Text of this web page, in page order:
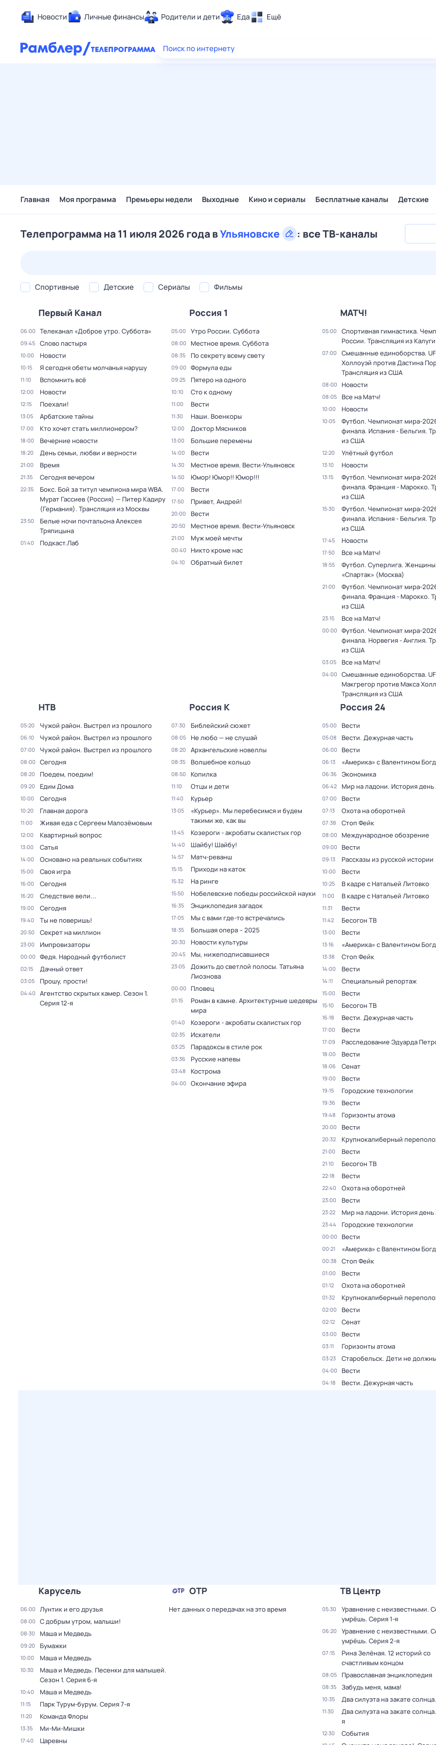
Новости Личные финансы Родители и дети Еда Ещё
Здоровье
Поиск по интернету
Главная Моя программа Премьеры недели Выходные Кино и сериалы Бесплатные каналы Детские
Телепрограмма на 11 июля 2026 года вУльяновске : все ТВ-каналы
Спортивные Детские Сериалы Фильмы
Первый Канал
06:00 Телеканал «Доброе утро. Суббота»
09:45 Слово пастыря
10:00 Новости
10:15 Я сегодня обеты молчанья нарушу
11:10 Вспомнить всё
12:00 Новости
12:15 Поехали!
13:05 Арбатские тайны
17:00 Кто хочет стать миллионером?
18:00 Вечерние новости
18:20 День семьи, любви и верности
21:00 Время
21:35 Сегодня вечером
22:35
Бокс. Бой за титул чемпиона мира WBA.
Мурат Гассиев (Россия) — Питер Кадиру
(Германия). Трансляция из Москвы
23:50
Белые ночи почтальона Алексея
Тряпицына
01:40 Подкаст.Лаб
Россия 1
05:00 Утро России. Суббота
08:00 Местное время. Суббота
08:35 По секрету всему свету
09:00 Формула еды
09:25 Пятеро на одного
10:10 Сто к одному
11:00 Вести
11:30 Наши. Военкоры
12:00 Доктор Мясников
13:00 Большие перемены
14:00 Вести
14:30 Местное время. Вести-Ульяновск
14:50 Юмор! Юмор!! Юмор!!!
17:00 Вести
17:50 Привет, Андрей!
20:00 Вести
20:50 Местное время. Вести-Ульяновск
21:00 Муж моей мечты
00:40 Никто кроме нас
04:10 Обратный билет
МАТЧ!
05:00
Спортивная гимнастика.
России. Трансляция из Калуги
07:00
Смешанные единоборства.
Холлоуэй против Дастина
Трансляция из США
08:00 Новости
08:05 Все на Матч!
10:00 Новости
10:05
Футбол. Чемпионат мира-
финала. Испания - Бельгия.
из США
12:20 Улётный футбол
13:10 Новости
13:15
Футбол. Чемпионат мира-
финала. Франция - Марокко.
из США
15:30
Футбол. Чемпионат мира-
финала. Испания - Бельгия.
из США
17:45 Новости
17:50 Все на Матч!
18:55
Футбол. Суперлига.
«Спартак» (Москва)
21:00
Футбол. Чемпионат мира-
финала. Франция - Марокко.
из США
23:15 Все на Матч!
00:00
Футбол. Чемпионат мира-
финала. Норвегия - Англия.
из США
03:05 Все на Матч!
04:00
Смешанные единоборства.
Макгрегор против Макса
Трансляция из США
НТВ
05:20 Чужой район. Выстрел из прошлого
06:10 Чужой район. Выстрел из прошлого
07:00 Чужой район. Выстрел из прошлого
08:00 Сегодня
08:20 Поедем, поедим!
09:20 Едим Дома
10:00 Сегодня
10:20 Главная дорога
11:00 Живая еда с Сергеем Малозёмовым
12:00 Квартирный вопрос
13:00 Сатья
14:00 Основано на реальных событиях
15:00 Своя игра
16:00 Сегодня
16:20 Следствие вели...
19:00 Сегодня
19:40 Ты не поверишь!
20:50 Секрет на миллион
23:00 Импровизаторы
00:00 Федя. Народный футболист
02:15 Дачный ответ
03:05 Прошу, прости!
04:40 Агентство скрытых камер. Сезон 1.
Серия 12-я
Россия К
07:30 Библейский сюжет
08:05 Не любо — не слушай
08:20 Архангельские новеллы
08:35 Волшебное кольцо
08:50 Копилка
11:10 Отцы и дети
11:40 Курьер
13:05
«Курьер». Мы перебесимся и будем
такими же, как вы
13:45 Козероги - акробаты скалистых гор
14:40 Шайбу! Шайбу!
14:57 Матч-реванш
15:15 Приходи на каток
15:32 На ринге
15:50 Нобелевские победы российской науки
16:35 Энциклопедия загадок
17:05 Мы с вами где-то встречались
18:35 Большая опера – 2025
20:30 Новости культуры
20:45 Мы, нижеподписавшиеся
23:05
Дожить до светлой полосы. Татьяна
Лиознова
00:00 Пловец
01:15
Роман в камне. Архитектурные шедевры
мира
01:40 Козероги - акробаты скалистых гор
02:35 Искатели
03:25 Парадоксы в стиле рок
03:36 Русские напевы
03:48 Кострома
04:00 Окончание эфира
Россия 24
05:00 Вести
05:08 Вести. Дежурная часть
06:00 Вести
06:13 «Америка» с Валентином
06:36 Экономика
06:42 Мир на ладони. История день
07:00 Вести
07:13 Охота на оборотней
07:38 Стоп Фейк
08:00 Международное обозрение
09:00 Вести
09:13 Рассказы из русской истории
10:00 Вести
10:25 В кадре с Натальей Литовко
11:00 В кадре с Натальей Литовко
11:31 Вести
11:42 Бесогон ТВ
13:00 Вести
13:16 «Америка» с Валентином
13:38 Стоп Фейк
14:00 Вести
14:11 Специальный репортаж
15:00 Вести
15:10 Бесогон ТВ
16:18 Вести. Дежурная часть
17:00 Вести
17:09 Расследование Эдуарда
18:00 Вести
18:06 Сенат
19:00 Вести
19:15 Городские технологии
19:36 Вести
19:48 Горизонты атома
20:00 Вести
20:32 Крупнокалиберный
21:00 Вести
21:10 Бесогон ТВ
22:18 Вести
22:40 Охота на оборотней
23:00 Вести
23:22 Мир на ладони. История день
23:44 Городские технологии
00:00 Вести
00:21 «Америка» с Валентином
00:38 Стоп Фейк
01:00 Вести
01:12 Охота на оборотней
01:32 Крупнокалиберный
02:00 Вести
02:12 Сенат
03:00 Вести
03:11 Горизонты атома
03:23 Старобельск. Дети не
04:00 Вести
04:18 Вести. Дежурная часть
Карусель
06:00 Лунтик и его друзья
08:00 С добрым утром, малыши!
08:30 Маша и Медведь
09:20 Бумажки
10:00 Маша и Медведь
10:30 Маша и Медведь. Песенки для малышей.
Сезон 1. Серия 6-я
10:40 Маша и Медведь
11:15 Парк Турум-бурум. Серия 7-я
11:20 Команда Флоры
13:35 Ми-Ми-Мишки
17:40 Царевны
ОТР
Нет данных о передачах на это время
ТВ Центр
05:30
Уравнение с неизвестными.
умрёшь. Серия 1-я
06:20
Уравнение с неизвестными.
умрёшь. Серия 2-я
07:15
Рина Зелёная. 12 историй со
счастливым концом
08:05 Православная энциклопедия
08:35 Забудь меня, мама!
10:35 Два силуэта на закате солнца
11:30 Два силуэта на закате солнца
я
12:30 События